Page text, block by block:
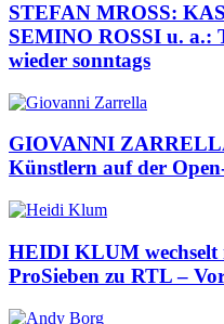
STEFAN MROSS:
SEMINO ROSSI u. a.:
wieder sonntags
GIOVANNI
Künstlern auf der
HEIDI KLUM
ProSieben zu RTL –